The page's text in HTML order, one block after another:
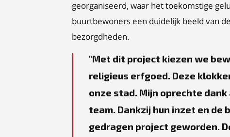
georganiseerd, waar het toekomstige
buurtbewoners een duidelijk beeld van
bezorgdheden.
Met dit project kiezen we
religieus erfgoed. Deze
onze stad. Mijn oprechte
team. Dankzij hun inzet en de
gedragen project geworden.